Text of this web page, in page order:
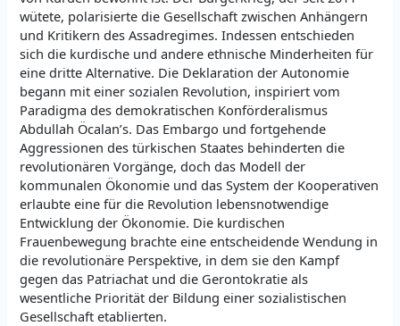
wütete, polarisierte die Gesellschaft zwischen Anhängern
und Kritikern des Assadregimes. Indessen entschieden
sich die kurdische und andere ethnische Minderheiten für
eine dritte Alternative. Die Deklaration der Autonomie
begann mit einer sozialen Revolution, inspiriert vom
Paradigma des demokratischen Konförderalismus
Abdullah Öcalan’s. Das Embargo und fortgehende
Aggressionen des türkischen Staates behinderten die
revolutionären Vorgänge, doch das Modell der
kommunalen Ökonomie und das System der Kooperativen
erlaubte eine für die Revolution lebensnotwendige
Entwicklung der Ökonomie. Die kurdischen
Frauenbewegung brachte eine entscheidende Wendung in
die revolutionäre Perspektive, in dem sie den Kampf
gegen das Patriachat und die Gerontokratie als
wesentliche Priorität der Bildung einer sozialistischen
Gesellschaft etablierten.